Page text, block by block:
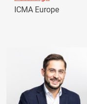
ICMA Europe